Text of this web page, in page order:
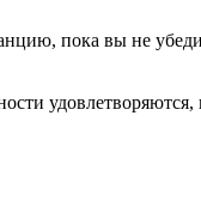
пока вы не